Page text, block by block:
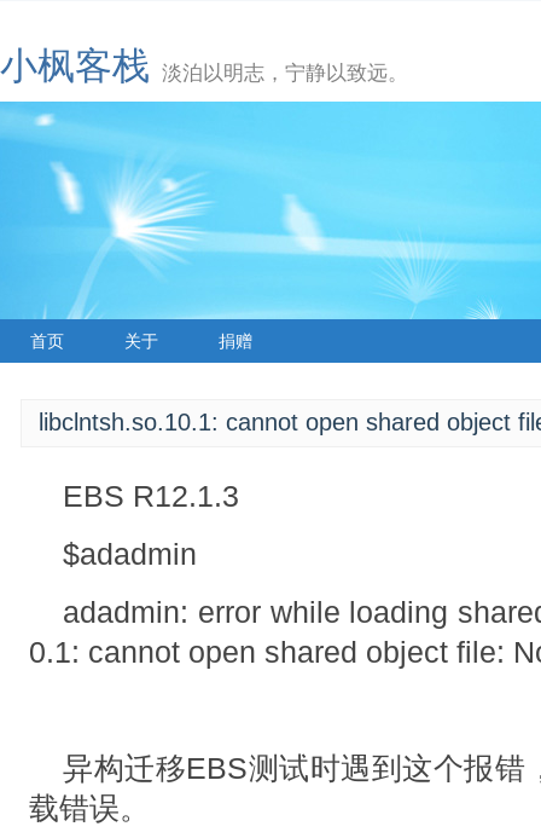
小枫客栈 淡泊以明志，宁静以致远。
首页 关于 捐赠
libclntsh.so.10.1: cannot open shared object
EBS R12.1.3
$adadmin
adadmin: error while loading
0.1: cannot open shared object file:
异构迁移EBS测试时遇到这个报错
载错误。